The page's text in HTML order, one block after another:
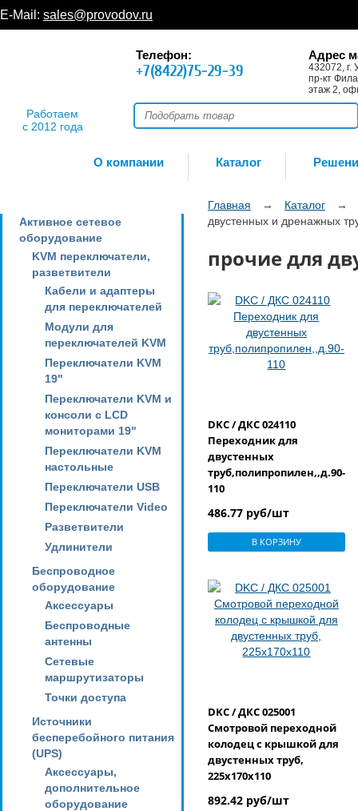
E-Mail: sales@provodov.ru
Работаем
с 2012 года
Телефон:
+7(8422)75-29-39
Адрес
432072, г.
пр-кт
этаж 2,
О компании Каталог
Активное сетевое
оборудование
KVM переключатели,
разветвители
Кабели и адаптеры
для переключателей
Модули для
переключателей KVM
Переключатели KVM
19"
Переключатели KVM и
консоли с LCD
мониторами 19"
Переключатели KVM
настольные
Переключатели USB
Переключатели Video
Разветвители
Удлинители
Беспроводное
оборудование
Аксессуары
Беспроводные
антенны
Сетевые
маршрутизаторы
Точки доступа
Источники
бесперебойного питания
(UPS)
Аксессуары,
дополнительное
оборудование
Главная → Каталог
→
двустенных и дренажных
прочие для
DKC / ДКС 024110
Переходник для
двустенных
труб,полипропилен,,д.90-
110
486.77 руб/шт
В КОРЗИНУ
DKC / ДКС 025001
Смотровой переходной
колодец с крышкой для
двустенных труб,
225х170х110
892.42 руб/шт